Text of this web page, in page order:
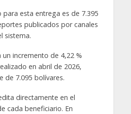
esta entrega es de 7.395
publicados por canales
sistema.
incremento de 4,22 %
en abril de 2026,
de 7.095 bolívares.
directamente en el
cada beneficiario. En